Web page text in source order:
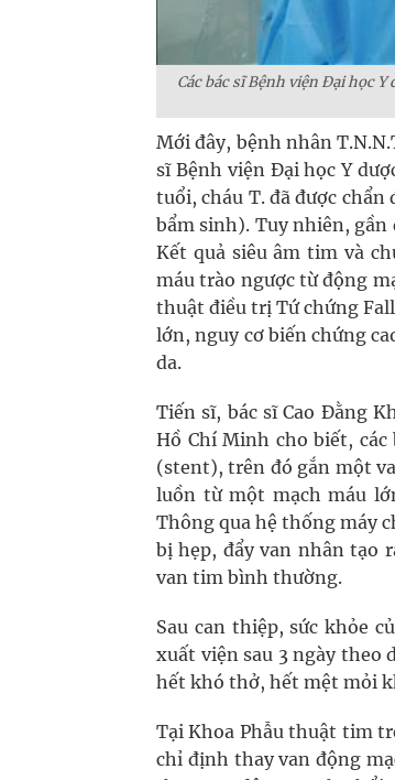
Các bác sĩ Bệnh viện Đại học
Mới đây, bệnh nhân
sĩ Bệnh viện Đại học Y
tuổi, cháu T. đã được
bẩm sinh). Tuy nhiên,
Kết quả siêu âm tim và
máu trào ngược từ động
thuật điều trị Tứ chứng
lớn, nguy cơ biến chứng
da.
Tiến sĩ, bác sĩ Cao Đằng
Hồ Chí Minh cho biết,
(stent), trên đó gắn một
luồn từ một mạch máu
Thông qua hệ thống máy
bị hẹp, đẩy van nhân tạo
van tim bình thường.
Sau can thiệp, sức khỏe
xuất viện sau 3 ngày theo
hết khó thở, hết mệt mỏi
Tại Khoa Phẫu thuật tim
chỉ định thay van động